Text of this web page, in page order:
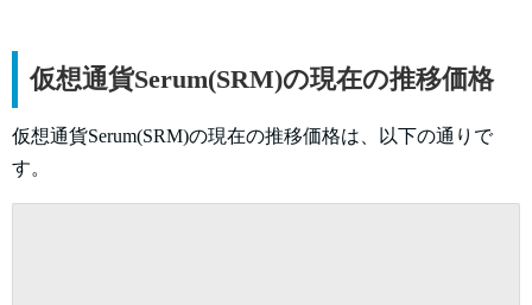
仮想通貨Serum(SRM)の現在の推移価格
仮想通貨Serum(SRM)の現在の推移価格は、以下の通りで
す。